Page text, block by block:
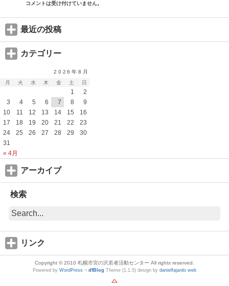
コメントは受け付けていません。
最近の投稿
カテゴリー
2026年8月
月
火 水 木 金 土 日
« 4月
1
2
3
4 5 6 7 8
9
10
11 12 13 14 15
16
17
18 19 20 21 22
23
24
25 26 27 28 29
30
31
アーカイブ
検索
リンク
Copyright © 2010 札幌市宮の沢若者活動センター All rights reserved.
Powered by WordPress ¬ dfBlog Theme (1.1.5) design by danielfajardo web